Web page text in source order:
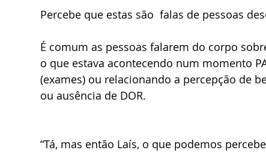
Percebe que estas são  falas de pessoas
É comum as pessoas falarem do corpo
o que estava acontecendo num momento
(exames) ou relacionando a percepção de
ou ausência de DOR.
“Tá, mas então Laís, o que podemos